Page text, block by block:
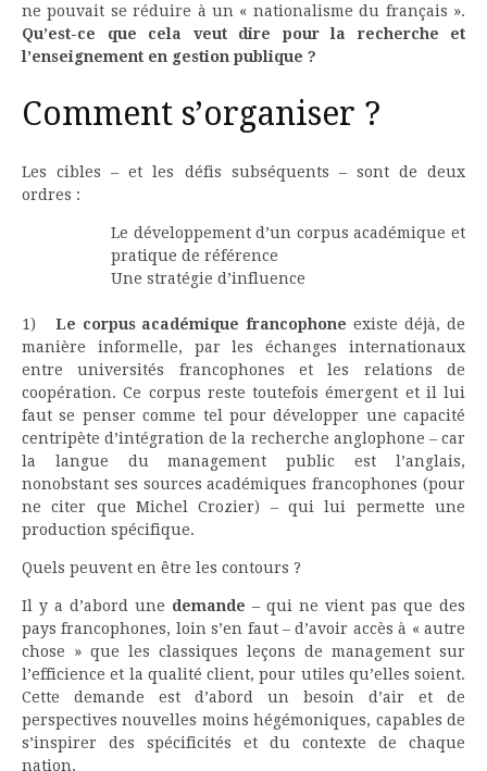
ne pouvait se réduire à un « nationalisme du français ».
Qu’est-ce que cela veut dire pour la recherche et
l’enseignement en gestion publique ?
Comment s’organiser ?
Les cibles – et les défis subséquents – sont de deux
ordres :
Le développement d’un corpus académique et
pratique de référence
Une stratégie d’influence
1) Le corpus académique francophone existe déjà, de
manière informelle, par les échanges internationaux
entre universités francophones et les relations de
coopération. Ce corpus reste toutefois émergent et il lui
faut se penser comme tel pour développer une capacité
centripète d’intégration de la recherche anglophone – car
la langue du management public est l’anglais,
nonobstant ses sources académiques francophones (pour
ne citer que Michel Crozier) – qui lui permette une
production spécifique.
Quels peuvent en être les contours ?
Il y a d’abord une demande – qui ne vient pas que des
pays francophones, loin s’en faut – d’avoir accès à « autre
chose » que les classiques leçons de management sur
l’efficience et la qualité client, pour utiles qu’elles soient.
Cette demande est d’abord un besoin d’air et de
perspectives nouvelles moins hégémoniques, capables de
s’inspirer des spécificités et du contexte de chaque
nation.